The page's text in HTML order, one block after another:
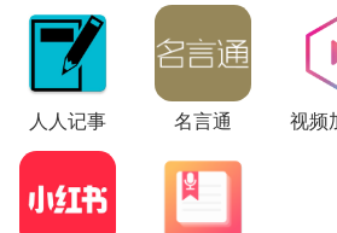
人人记事 名言通 视频